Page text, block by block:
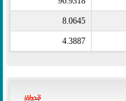
8.0645
4.3887